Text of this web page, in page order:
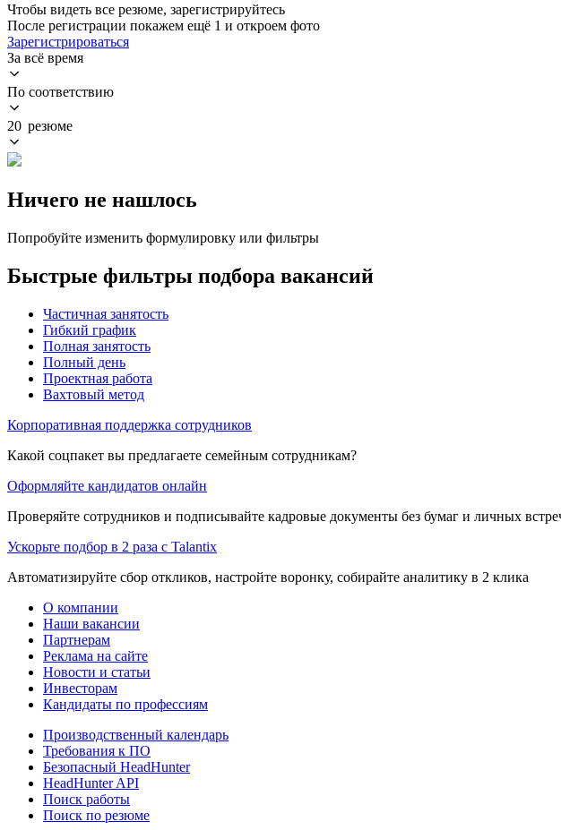
Чтобы видеть все резюме, зарегистрируйтесь
После регистрации покажем ещё 1 и откроем фото
Зарегистрироваться
За всё время
По соответствию
20 резюме
Ничего не нашлось
Попробуйте изменить формулировку или фильтры
Быстрые фильтры подбора вакансий
Частичная занятость
Гибкий график
Полная занятость
Полный день
Проектная работа
Вахтовый метод
Корпоративная поддержка сотрудников
Какой соцпакет вы предлагаете семейным сотрудникам?
Оформляйте кандидатов онлайн
Проверяйте сотрудников и подписывайте кадровые документы без бумаг и личных
Ускорьте подбор в 2 раза с Talantix
Автоматизируйте сбор откликов, настройте воронку, собирайте аналитику в 2 клика
О компании
Наши вакансии
Партнерам
Реклама на сайте
Новости и статьи
Инвесторам
Кандидаты по профессиям
Производственный календарь
Требования к ПО
Безопасный HeadHunter
HeadHunter API
Поиск работы
Поиск по резюме